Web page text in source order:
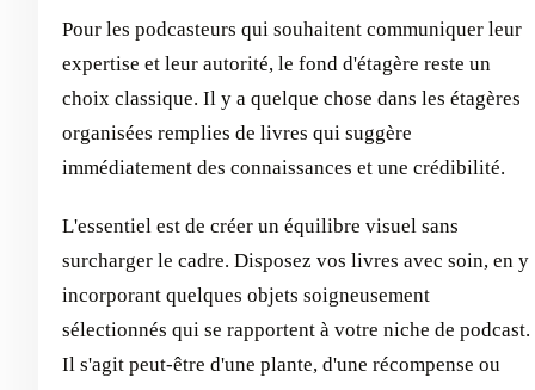
Pour les podcasteurs qui souhaitent communiquer leur
expertise et leur autorité, le fond d'étagère reste un
choix classique. Il y a quelque chose dans les étagères
organisées remplies de livres qui suggère
immédiatement des connaissances et une crédibilité.
L'essentiel est de créer un équilibre visuel sans
surcharger le cadre. Disposez vos livres avec soin, en y
incorporant quelques objets soigneusement
sélectionnés qui se rapportent à votre niche de podcast.
Il s'agit peut-être d'une plante, d'une récompense ou